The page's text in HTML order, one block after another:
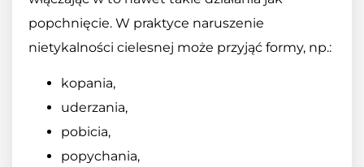
popchnięcie. W praktyce naruszenie
nietykalności cielesnej może przyjąć formy, np.:
kopania,
uderzania,
pobicia,
popychania,